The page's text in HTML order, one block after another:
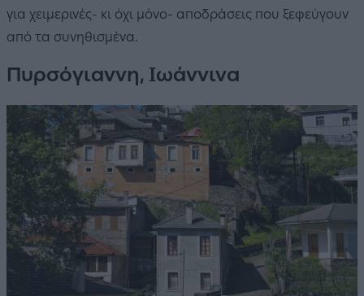
για χειμερινές- κι όχι μόνο- αποδράσεις που ξεφεύγουν
από τα συνηθισμένα.
Πυρσόγιαννη, Ιωάννινα